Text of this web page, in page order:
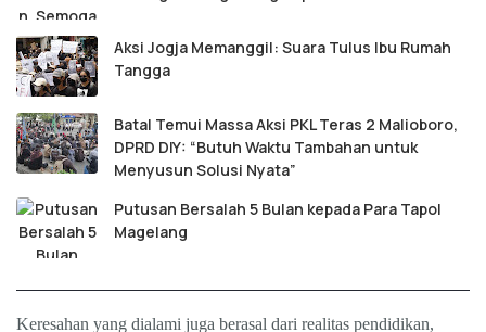
Aksi Jogja Memanggil: Suara Tulus Ibu Rumah
Tangga
Batal Temui Massa Aksi PKL Teras 2 Malioboro,
DPRD DIY: “Butuh Waktu Tambahan untuk
Menyusun Solusi Nyata”
Putusan Bersalah 5 Bulan kepada Para Tapol
Magelang
Keresahan yang dialami juga berasal dari realitas pendidikan,